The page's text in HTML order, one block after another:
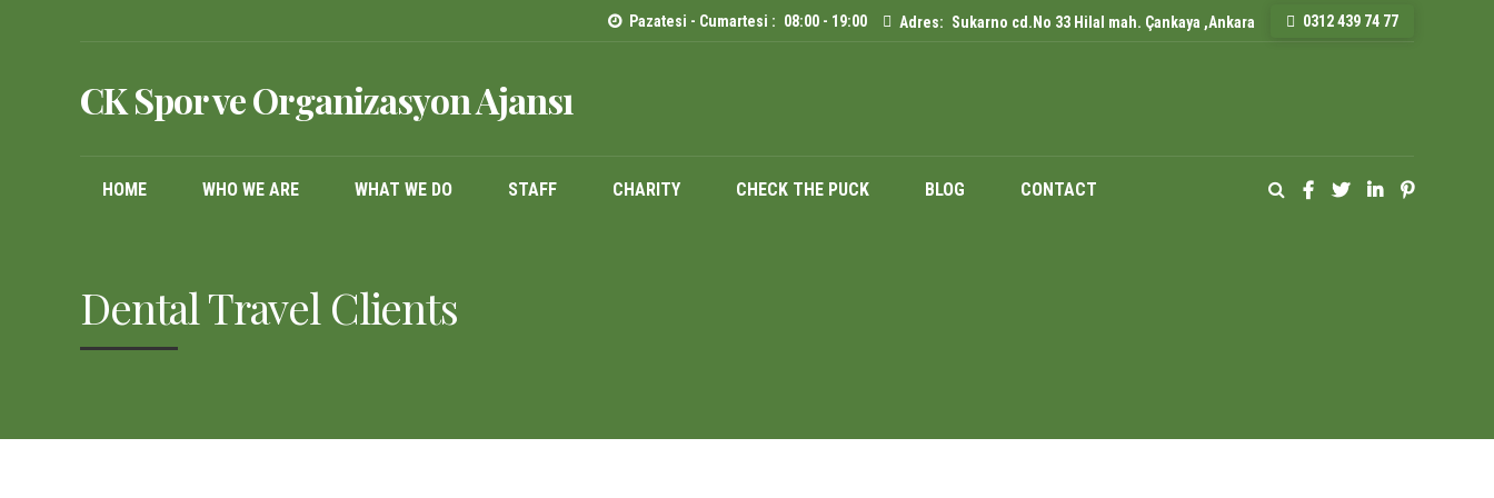
Pazatesi - Cumartesi : 08:00 - 19:00 Adres: Sukarno cd.No 33 Hilal mah. Çankaya ,Ankara 0312 439 74 77
CK Spor ve Organizasyon Ajansı
HOME WHO WE ARE WHAT WE DO STAFF CHARITY CHECK THE PUCK BLOG CONTACT
Dental Travel Clients